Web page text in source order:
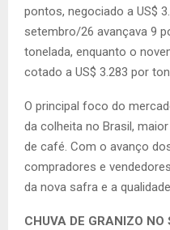
pontos, negociado a US$
setembro/26 avançava 9
tonelada, enquanto o
cotado a US$ 3.283 por
O principal foco do
da colheita no Brasil,
de café. Com o avanço
compradores e
da nova safra e a
CHUVA DE GRANIZO NO